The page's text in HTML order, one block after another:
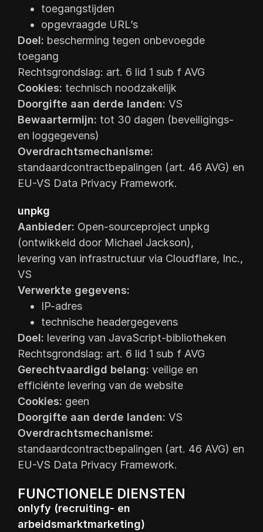
toegangstijden
opgevraagde URL’s
Doel: bescherming tegen onbevoegde
toegang
Rechtsgrondslag: art. 6 lid 1 sub f AVG
Cookies: technisch noodzakelijk
Doorgifte aan derde landen: VS
Bewaartermijn: tot 30 dagen (beveiligings-
en loggegevens)
Overdrachtsmechanisme:
standaardcontractbepalingen (art. 46 AVG) en
EU-VS Data Privacy Framework.
unpkg
Aanbieder: Open-sourceproject unpkg
(ontwikkeld door Michael Jackson),
levering van infrastructuur via Cloudflare, Inc.,
VS
Verwerkte gegevens:
IP-adres
technische headergegevens
Doel: levering van JavaScript-bibliotheken
Rechtsgrondslag: art. 6 lid 1 sub f AVG
Gerechtvaardigd belang: veilige en
efficiënte levering van de website
Cookies: geen
Doorgifte aan derde landen: VS
Overdrachtsmechanisme:
standaardcontractbepalingen (art. 46 AVG) en
EU-VS Data Privacy Framework.
FUNCTIONELE DIENSTEN
onlyfy (recruiting- en
arbeidsmarktmarketing)